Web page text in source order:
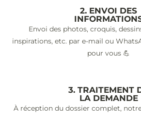
2. ENVOI DES
Envoi des photos, croquis,
inspirations, etc. par e-mail ou
pour vous 💪
3. TRAITEMENT
LA DEMANDE
À réception du dossier complet,